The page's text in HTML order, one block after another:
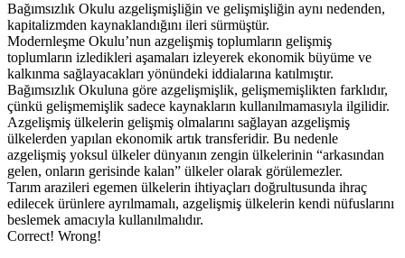
Bağımsızlık Okulu azgelişmişliğin ve gelişmişliğin aynı nedenden,
kapitalizmden kaynaklandığını ileri sürmüştür.
Modernleşme Okulu’nun azgelişmiş toplumların gelişmiş
toplumların izledikleri aşamaları izleyerek ekonomik büyüme ve
kalkınma sağlayacakları yönündeki iddialarına katılmıştır.
Bağımsızlık Okuluna göre azgelişmişlik, gelişmemişlikten farklıdır,
çünkü gelişmemişlik sadece kaynakların kullanılmamasıyla ilgilidir.
Azgelişmiş ülkelerin gelişmiş olmalarını sağlayan azgelişmiş
ülkelerden yapılan ekonomik artık transferidir. Bu nedenle
azgelişmiş yoksul ülkeler dünyanın zengin ülkelerinin “arkasından
gelen, onların gerisinde kalan” ülkeler olarak görülemezler.
Tarım arazileri egemen ülkelerin ihtiyaçları doğrultusunda ihraç
edilecek ürünlere ayrılmamalı, azgelişmiş ülkelerin kendi nüfuslarını
beslemek amacıyla kullanılmalıdır.
Correct! Wrong!